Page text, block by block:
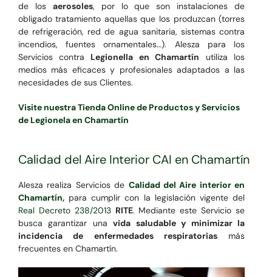
de los aerosoles, por lo que son instalaciones de
obligado tratamiento aquellas que los produzcan (torres
de refrigeración, red de agua sanitaria, sistemas contra
incendios, fuentes ornamentales…). Alesza para los
Servicios contra Legionella en Chamartín utiliza los
medios más eficaces y profesionales adaptados a las
necesidades de sus Clientes.
Visite nuestra Tienda Online de Productos y Servicios
de Legionela en Chamartín
Calidad del Aire Interior CAI en Chamartín
Alesza realiza Servicios de Calidad del Aire interior en
Chamartín,para cumplir con la legislación vigente del
Real Decreto 238/2013 RITE. Mediante este Servicio se
busca garantizar unavida saludable y minimizar la
incidencia de enfermedades respiratoriasmás
frecuentes en Chamartín.